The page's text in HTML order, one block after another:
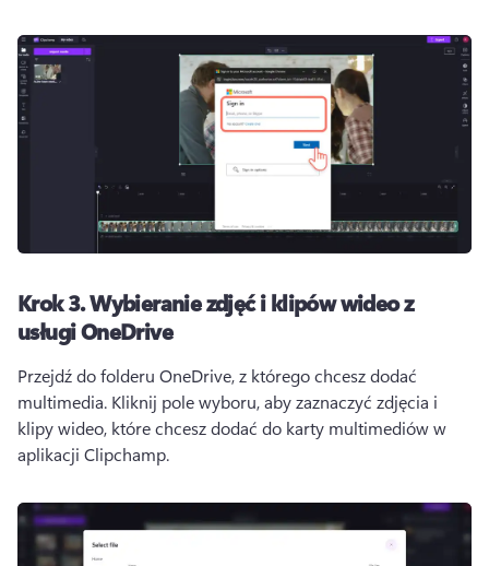
Krok 3.Wybieranie zdjęć i klipów wideo z
usługi OneDrive
Przejdź do folderu OneDrive, z którego chcesz dodać
multimedia. Kliknij pole wyboru, aby zaznaczyć zdjęcia i
klipy wideo, które chcesz dodać do karty multimediów w
aplikacji Clipchamp.